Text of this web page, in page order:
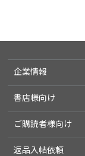
企業情報
書店様向け
ご購読者様向け
返品入帖依頼